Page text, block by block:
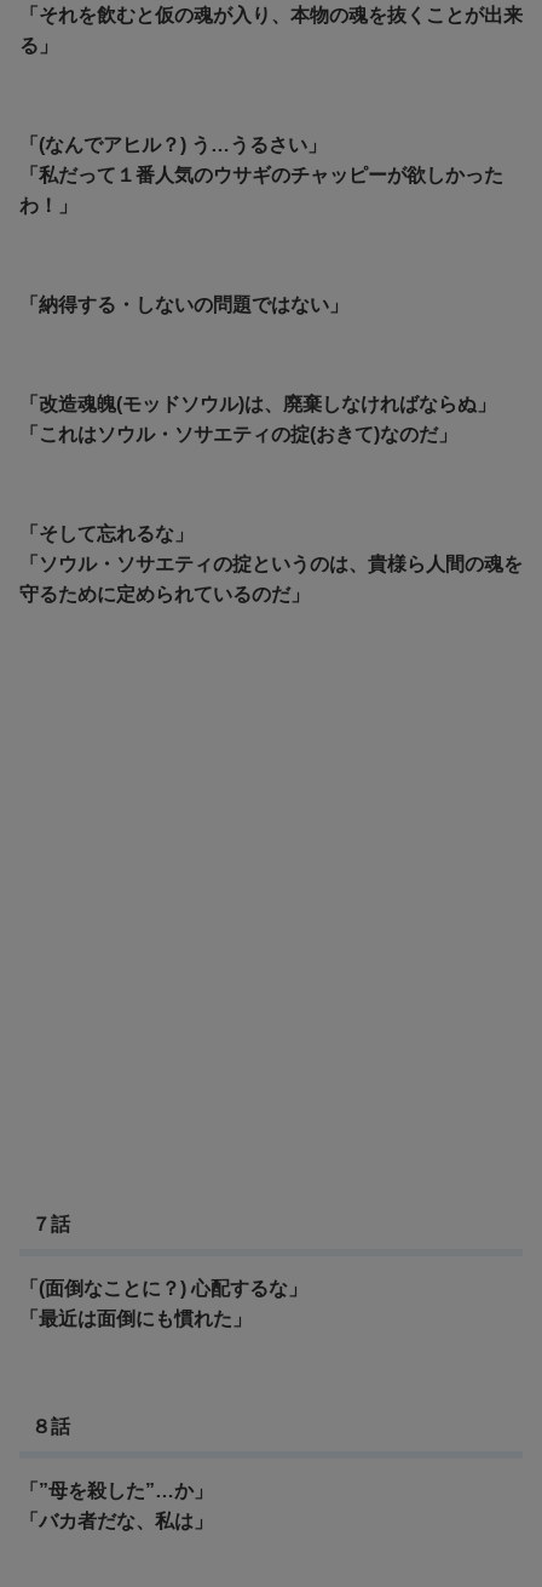
「それを飲むと仮の魂が入り、本物の魂を抜くことが出来
る」
「(なんでアヒル？) う…うるさい」
「私だって１番人気のウサギのチャッピーが欲しかった
わ！」
「納得する・しないの問題ではない」
「改造魂魄(モッドソウル)は、廃棄しなければならぬ」
「これはソウル・ソサエティの掟(おきて)なのだ」
「そして忘れるな」
「ソウル・ソサエティの掟というのは、貴様ら人間の魂を
守るために定められているのだ」
７話
「(面倒なことに？) 心配するな」
「最近は面倒にも慣れた」
８話
「”母を殺した”…か」
「バカ者だな、私は」